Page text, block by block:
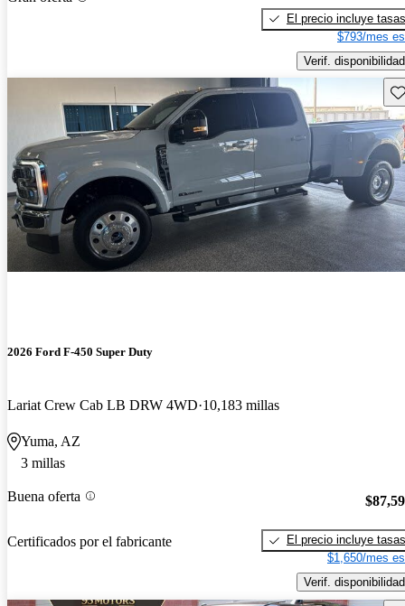
El precio incluye tasas
$793/mes
Verif. disponibilidad
2026 Ford F-450 Super Duty
Lariat Crew Cab LB DRW 4WD 10,183 millas
Yuma, AZ
3 millas
Buena oferta
Certificados por el fabricante
El precio incluye tasas
$1,650/mes
Verif. disponibilidad